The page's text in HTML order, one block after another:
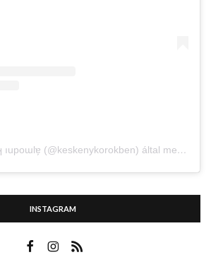
˙uǝqʞo̤ɹo̤ʞ ʎuǝʞsǝʞ ıupoɯlɐ̗ (@keskenykorokben) által megosztott bejegyzés
INSTAGRAM